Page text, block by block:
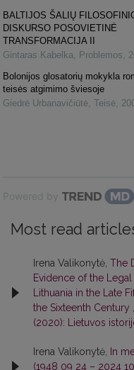
BALTIJOS ŠALIŲ
DISKURSO POSOVIETINĖ
TRANSFORMACIJA II
Gintaras Kabelka
Problemos
Bolonijos glosatorių mokykla
teisės atgimimo šviesoje
Giedrė Urbanavičiūtė Teisė
Powered by
Most read
Irena Valikonytė, The
Evidence of the
Lithuania in the Late
the Sixteenth Century
(2020): Lietuvos
Irena Valikonytė,
In
(1948 09 24 – 2024